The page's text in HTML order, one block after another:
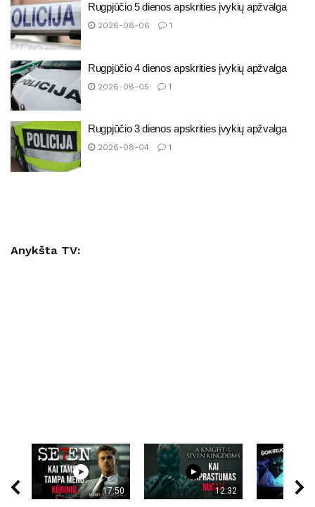
Rugpjūčio 5 dienos apskrities įvykių apžvalga
2026-08-06 1
Rugpjūčio 4 dienos apskrities įvykių apžvalga
2026-08-05 1
Rugpjūčio 3 dienos apskrities įvykių apžvalga
2026-08-04 1
Anykšta TV:
17:50 12:32